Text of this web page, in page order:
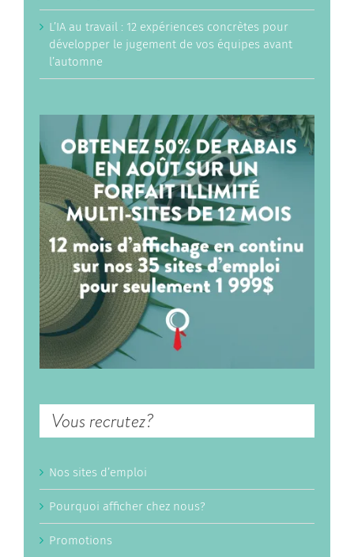
L’IA au travail : 12 expériences concrètes pour
développer le jugement de vos équipes avant
l’automne
Vous recrutez?
Nos sites d’emploi
Pourquoi afficher chez nous?
Promotions